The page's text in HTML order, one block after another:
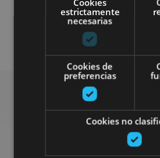
Find more
estrictamente
necesarias
Cookies de
preferencias
Cookies no